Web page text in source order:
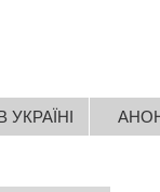
УКРАЇНІ